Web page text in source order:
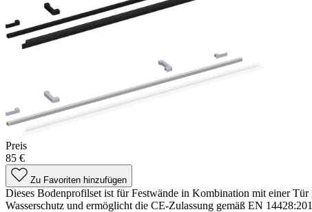
Preis
85 €
Zu Favoriten hinzufügen
Dieses Bodenprofilset ist für Festwände in Kombination mit einer
Wasserschutz und ermöglicht die CE-Zulassung gemäß EN